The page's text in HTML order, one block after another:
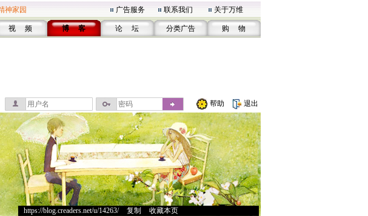
神家园 广告服务 联系我们 关于万维
视 频 博 客 论 坛 分类广告 购 物
帮助 退出
https://blog.creaders.net/u/14263/> 复制 收藏本页